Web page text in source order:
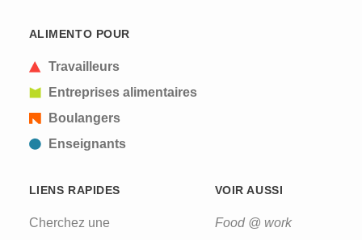
submissions.
ALIMENTO POUR
Travailleurs
Entreprises alimentaires
Boulangers
Enseignants
LIENS RAPIDES
Cherchez une
VOIR AUSSI
Food @ work